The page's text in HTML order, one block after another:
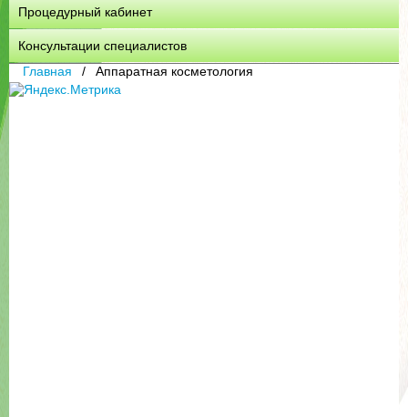
Процедурный кабинет
Консультации специалистов
Главная
Аппаратная косметология